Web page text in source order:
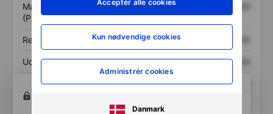
Acceptér alle cookies
Kun nødvendige cookies
Administrér cookies
Danmark
Markedsværdi/omsætning
(P/S)
XXXXXXX
Resultat pr. aktie (EPS) XXXXXXX
Udbytte pr. aktie XXXXXXX XXXXXXX
Afkast af egenkapital XXXXXXX XXXXXXX
Opret konto
og analyse værktøjer.